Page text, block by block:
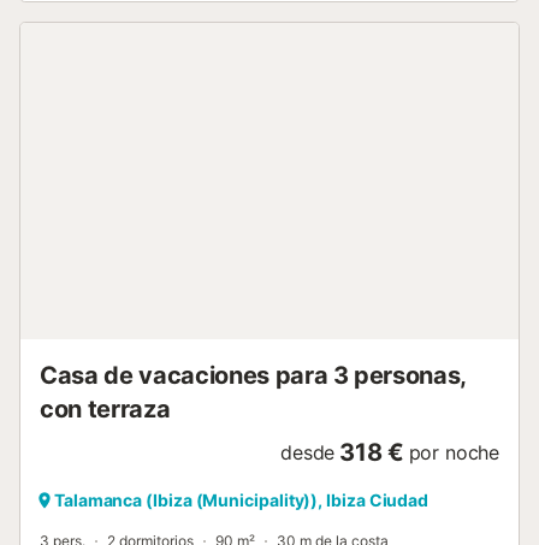
Casa de vacaciones para 3 personas,
con terraza
desde 318 € por noche
Talamanca (Ibiza (Municipality)), Ibiza Ciudad
3 pers. 2 dormitorios 90 m² 30 m de la costa